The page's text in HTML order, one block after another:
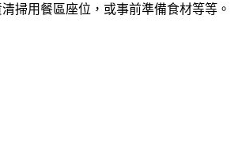
掃用餐區座位，或事前準備食材等等。